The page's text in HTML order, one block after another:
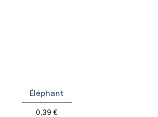
Éléphant
Prix
0,39 €